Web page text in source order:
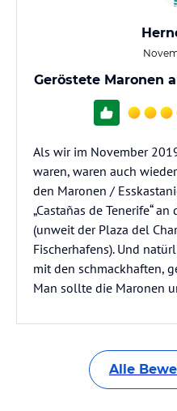
Geröstete Maronen
Als wir im November
waren, waren auch
den Maronen /
„Castañas de Tenerife“
(unweit der Plaza del
Fischerhafens). Und
mit den schmackhaften,
Man sollte die Maronen
Alle